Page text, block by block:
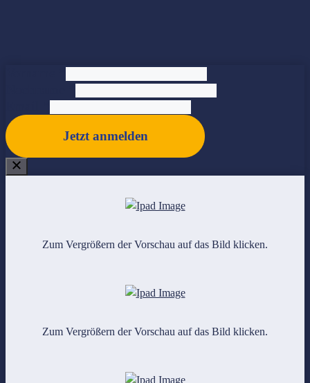
Jetzt anmelden
Zum Vergrößern der Vorschau auf das Bild klicken.
Zum Vergrößern der Vorschau auf das Bild klicken.